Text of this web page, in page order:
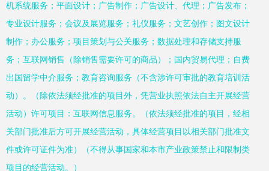
机系统服务；平面设计；广告制作；广告设计、代理；广告发布；
专业设计服务；会议及展览服务；礼仪服务；文艺创作；图文设计
制作；办公服务；项目策划与公关服务；数据处理和存储支持服
务；互联网销售（除销售需要许可的商品）；国内贸易代理；自费
出国留学中介服务；教育咨询服务（不含涉许可审批的教育培训活
动）。（除依法须经批准的项目外，凭营业执照依法自主开展经营
活动）许可项目：互联网信息服务。（依法须经批准的项目，经相
关部门批准后方可开展经营活动，具体经营项目以相关部门批准文
件或许可证件为准）（不得从事国家和本市产业政策禁止和限制类
项目的经营活动。）